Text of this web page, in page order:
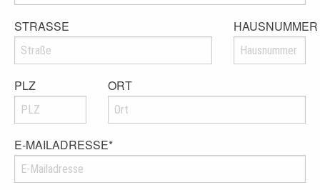
STRASSE HAUSNUMMER
PLZ ORT
E-MAILADRESSE*